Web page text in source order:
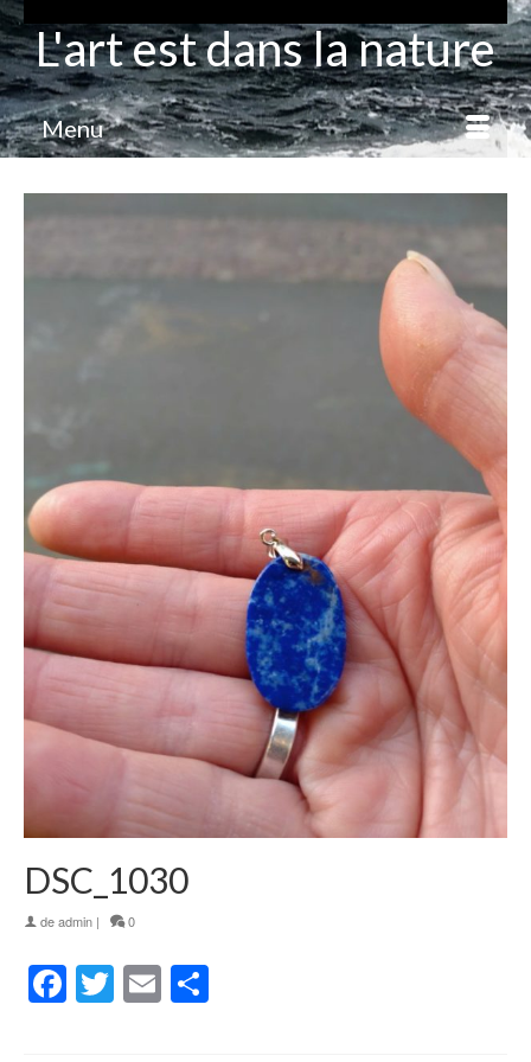
L'art est dans la nature
Menu
DSC_1030
deadmin | 0
Facebook
Twitter
Email